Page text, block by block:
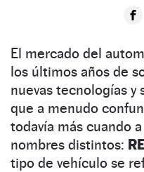
El mercado del
los últimos años de
nuevas tecnologías y
que a menudo
todavía más cuando
nombres distintos:
tipo de vehículo se